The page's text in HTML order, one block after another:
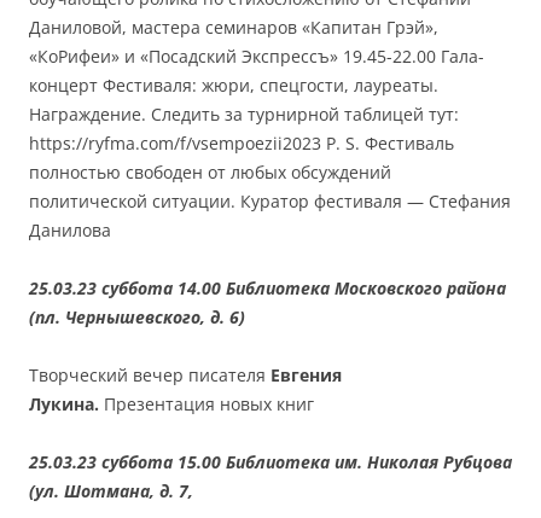
Даниловой, мастера семинаров «Капитан Грэй»,
«КоРифеи» и «Посадский Экспрессъ» 19.45-22.00 Гала-
концерт Фестиваля: жюри, спецгости, лауреаты.
Награждение. Следить за турнирной таблицей тут:
https://ryfma.com/f/vsempoezii2023 P. S. Фестиваль
полностью свободен от любых обсуждений
политической ситуации. Куратор фестиваля — Стефания
Данилова
25.03.23 суббота 14.00 Библиотека Московского района
(пл. Чернышевского, д. 6)
Творческий вечер писателя Евгения
Лукина. Презентация новых книг
25.03.23 суббота 15.00 Библиотека им. Николая Рубцова
(ул. Шотмана, д. 7,